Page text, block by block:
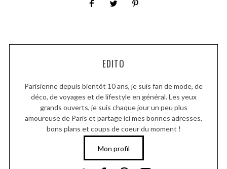
EDITO
Parisienne depuis bientôt 10 ans, je suis fan de mode, de
déco, de voyages et de lifestyle en général. Les yeux
grands ouverts, je suis chaque jour un peu plus
amoureuse de Paris et partage ici mes bonnes adresses,
bons plans et coups de coeur du moment !
Mon profil